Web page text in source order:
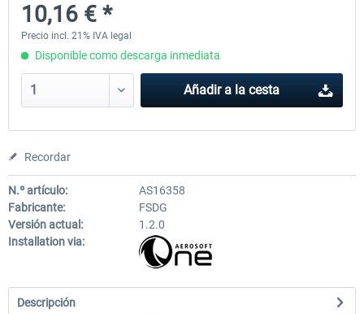
10,12 € *
10,16 € *
Precio incl. 21% IVA legal
Disponible como descarga inmediata
Añadir a la cesta
Recordar
N.º artículo:
AS16358
Fabricante:
FSDG
Versión actual:
1.2.0
Installation via:
Descripción